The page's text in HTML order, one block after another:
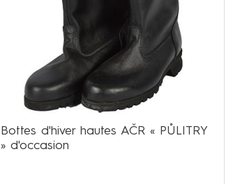
Bottes d'hiver hautes AČR « PŮLITRY
» d'occasion